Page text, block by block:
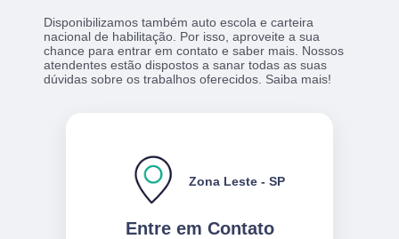
Disponibilizamos também auto escola e carteira
nacional de habilitação. Por isso, aproveite a sua
chance para entrar em contato e saber mais. Nossos
atendentes estão dispostos a sanar todas as suas
dúvidas sobre os trabalhos oferecidos. Saiba mais!
Entre em Contato
Zona Leste - SP